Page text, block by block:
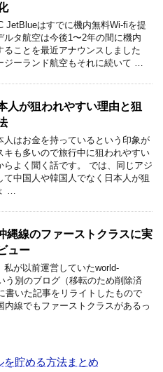
JetBlueはすでに機内無料Wi-fiを提
ルタ航空は今後1〜2年の間に機内
ることを最近アナウンスしました
ジーランド航空もそれに続いて …
人が狙われやすい理由と狙
人はお金を持っているという印象が
キも多いので旅行中に狙われやすい
らよく聞く話です。 では、同じアジ
て中国人や韓国人でなく日本人が狙
…
縄線のファーストクラスに実
ュー
が以前運営していたworld-
う別のブログ（移転のため削除済
書いた記事をリライトしたもので
内線でもファーストクラスがあるっ
貯める方法まとめ